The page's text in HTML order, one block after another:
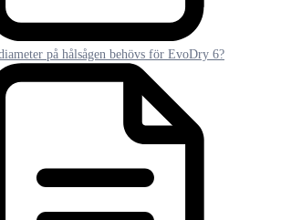
på hålsågen behövs för EvoDry 6?